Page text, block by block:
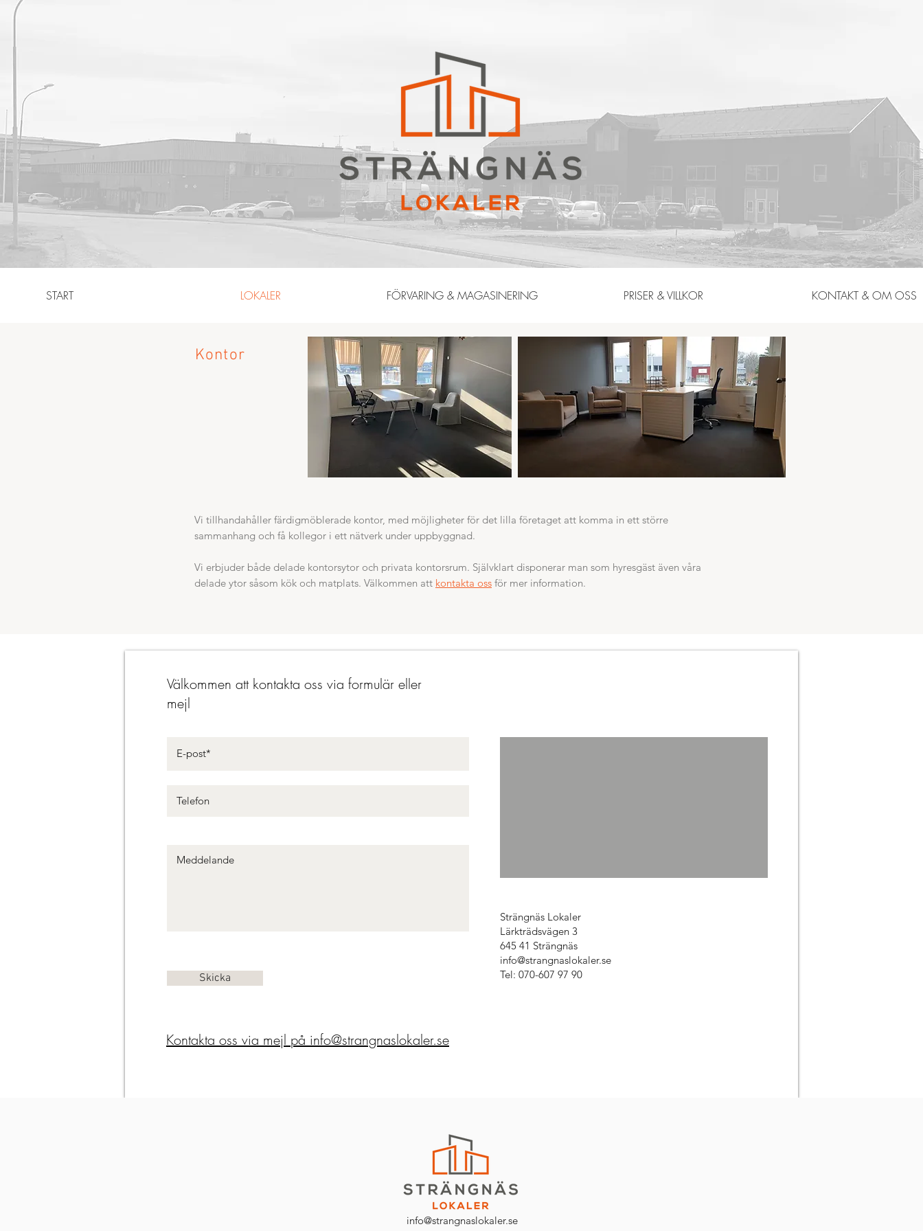
START LOKALER FÖRVARING & MAGASINERING PRISER & VILLKOR KONTAKT & OM OSS
Kontor
Vi tillhandahåller färdigmöblerade kontor, med möjligheter för det lilla företaget att komma in ett större
sammanhang och få kollegor i ett nätverk under uppbyggnad.​
Vi erbjuder både delade kontorsytor och privata kontorsrum. Självklart disponerar man som hyresgäst även våra
delade ytor såsom kök och matplats. Välkommen att kontakta oss för mer information.
Välkommen att kontakta oss via formulär eller
mejl
Skicka
Strängnäs Lokaler
Lärkträdsvägen 3
645 41 Strängnäs
info@strangnaslokaler.se
Tel: 070-607 97 90
Kontakta oss via mejl på info@strangnaslokaler.se
info@strangnaslokaler.se